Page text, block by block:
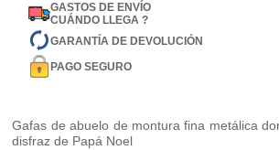
GASTOS DE ENVÍO
CUÁNDO LLEGA ?
GARANTÍA DE DEVOLUCIÓN
PAGO SEGURO
Gafas de abuelo de montura fina metálica
disfraz de Papá Noel